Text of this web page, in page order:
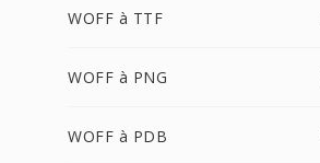
WOFF à TTF
WOFF à PNG
WOFF à PDB